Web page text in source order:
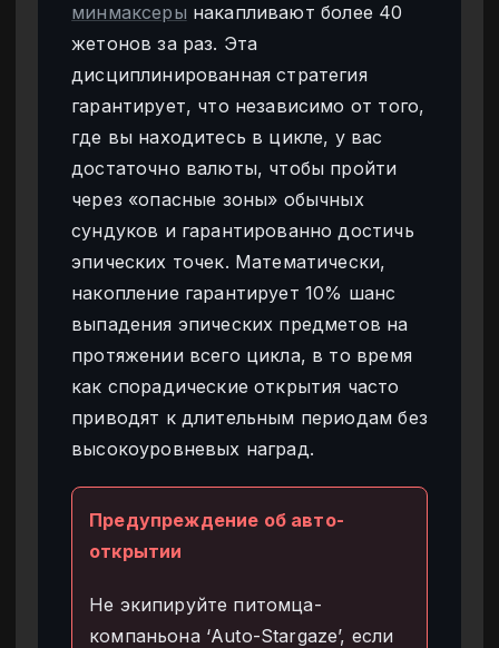
минмаксеры накапливают более 40
жетонов за раз. Эта
дисциплинированная стратегия
гарантирует, что независимо от того,
где вы находитесь в цикле, у вас
достаточно валюты, чтобы пройти
через «опасные зоны» обычных
сундуков и гарантированно достичь
эпических точек. Математически,
накопление гарантирует 10% шанс
выпадения эпических предметов на
протяжении всего цикла, в то время
как спорадические открытия часто
приводят к длительным периодам без
высокоуровневых наград.
Предупреждение об авто-
открытии
Не экипируйте питомца-
компаньона ‘Auto-Stargaze’, если